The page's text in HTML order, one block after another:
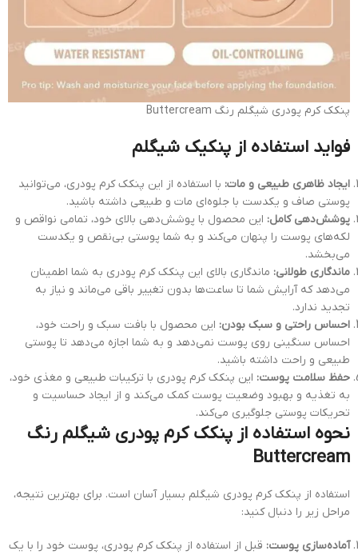
پنکک کرم پودری شیگلم رنگ Buttercream
فواید استفاده از پنکیک شیگلم
ایجاد ظاهری طبیعی و مات: با استفاده از این پنکک کرم پودری، می‌توانید
پوستی صاف و یکدست با جلوه‌ای مات و طبیعی داشته باشید.
پوشش‌دهی کامل: این محصول با پوشش‌دهی بالای خود، تمامی نواقص و
لکه‌های پوست را پنهان می‌کند و به شما پوستی بی‌نقص و یکدست
می‌بخشد.
ماندگاری طولانی: ماندگاری بالای این پنکک کرم پودری به شما اطمینان
می‌دهد که آرایش شما تا ساعت‌ها بدون تغییر باقی می‌ماند و نیاز به
تجدید ندارد.
احساس راحتی و سبک بودن: این محصول با بافت سبک و راحت خود،
احساس سنگینی روی پوست نمی‌دهد و به شما اجازه می‌دهد تا پوستی
طبیعی و راحت داشته باشید.
حفظ سلامت پوست: این پنکک کرم پودری با ترکیبات طبیعی و مغذی خود،
به تغذیه و بهبود وضعیت پوست کمک می‌کند و از ایجاد حساسیت و
تحریکات پوستی جلوگیری می‌کند.
نحوه استفاده از پنکک کرم پودری شیگلم رنگ
Buttercream
استفاده از پنکک کرم پودری شیگلم بسیار آسان است. برای بهترین نتیجه،
مراحل زیر را دنبال کنید:
آماده‌سازی پوست: قبل از استفاده از پنکک کرم پودری، پوست خود را با یک